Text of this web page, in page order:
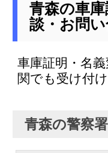
青森の車
談・お問
車庫証明・名
関でも受け付
青森の警察